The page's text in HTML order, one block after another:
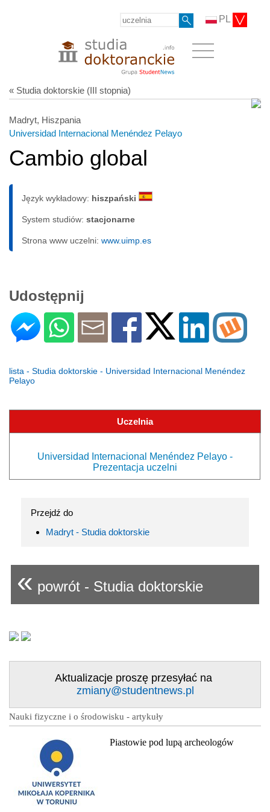
PL
« Studia doktorskie (III stopnia)
Madryt, Hiszpania
Universidad Internacional Menéndez Pelayo
Cambio global
Język wykładowy: hiszpański
System studiów: sta­cjo­nar­ne
Strona www uczelni: www.uimp.es
Udostępnij
lista - Studia doktorskie - Universidad Internacional Menéndez
Pelayo
Uczelnia
Universidad Internacional Menéndez Pelayo -
Prezentacja uczelni
Przejdź do
Madryt - Studia doktorskie
« powrót - Studia doktorskie
Aktualizacje proszę przesyłać na
zmiany@studentnews.pl
Nauki fizyczne i o środowisku - artykuły
Piastowie pod lupą archeologów